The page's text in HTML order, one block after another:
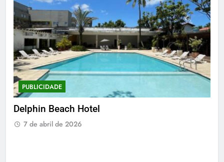
PUBLICIDADE
Delphin Beach Hotel
7 de abril de 2026